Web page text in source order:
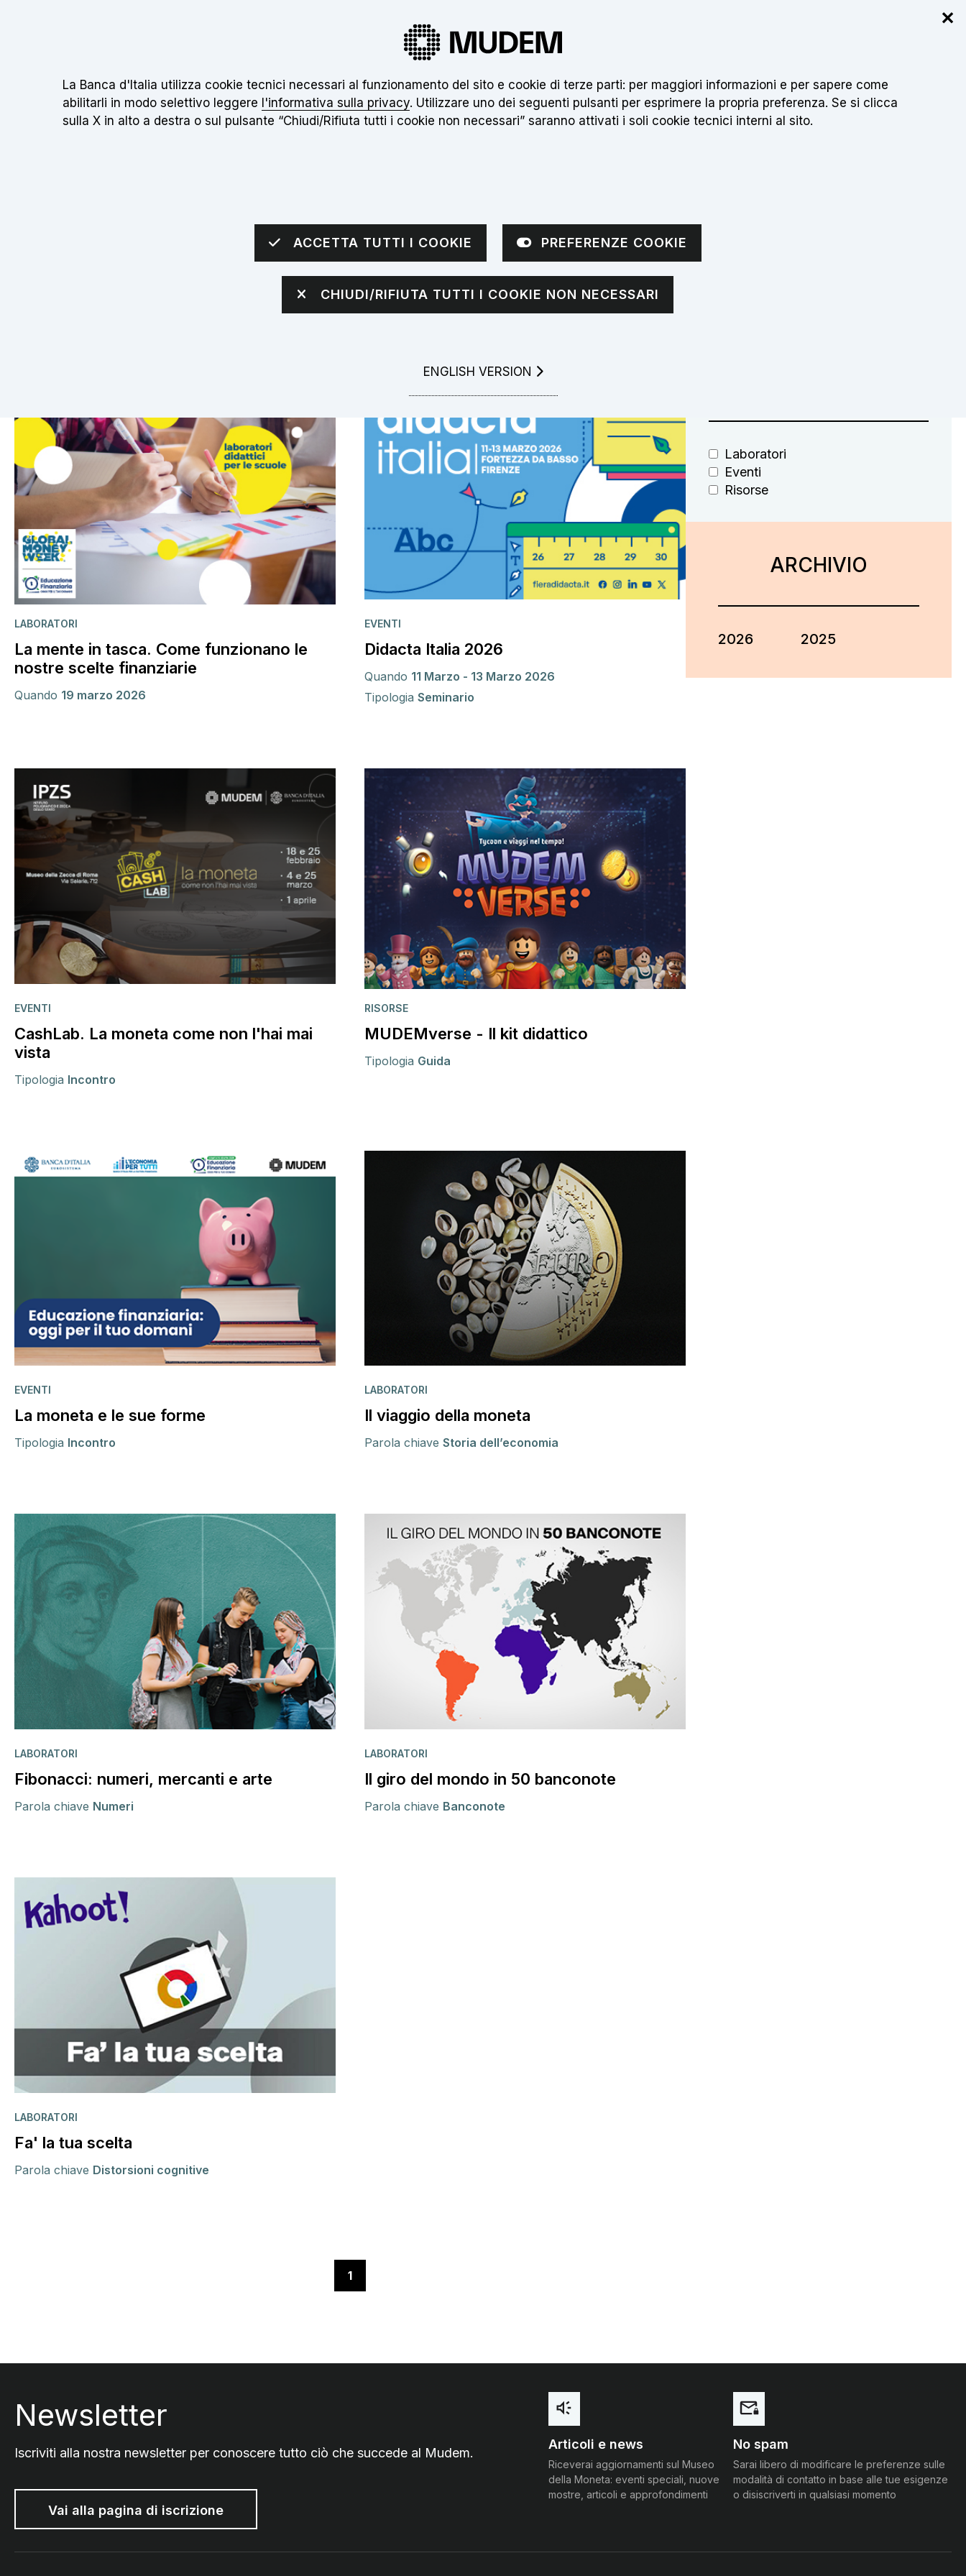
Il nuovo museo non è ancora aperto. Clicca
Inserisci testo da cercare
Cerca
Scuola secondaria di secondo grado
LABORATORI
La mente in tasca. Come funzionano le
nostre scelte finanziarie
Quando 19 marzo 2026
EVENTI
Didacta Italia 2026
Quando 11 Marzo - 13 Marzo 2026
Tipologia Seminario
EVENTI
CashLab. La moneta come non l'hai mai
vista
Tipologia Incontro
RISORSE
MUDEMverse - Il kit didattico
Tipologia Guida
EVENTI
La moneta e le sue forme
Tipologia Incontro
LABORATORI
Il viaggio della moneta
Parola chiave Storia dell’economia
LABORATORI
Fibonacci: numeri, mercanti e arte
Parola chiave Numeri
LABORATORI
Il giro del mondo in 50 banconote
Parola chiave Banconote
LABORATORI
Fa' la tua scelta
Parola chiave Distorsioni cognitive
Pagina 1
1
Laboratori
Eventi
Risorse
ARCHIVIO
2026 2025
Newsletter
Iscriviti alla nostra newsletter per conoscere tutto ciò che succede al Mudem.
Articoli e news
Riceverai aggiornamenti sul Museo
della Moneta: eventi speciali, nuove
mostre, articoli e approfondimenti
No spam
Sarai libero di modificare le preferenze sulle
modalità di contatto in base alle tue esigenze
o disiscriverti in qualsiasi momento
Vai alla pagina di iscrizione
✕
Informativa sui cookie:
La Banca d'Italia utilizza cookie tecnici necessari al funzionamento del sito e cookie di terze parti: per maggiori informazioni e per sapere come
abilitarli in modo selettivo leggere l'informativa sulla privacy. Utilizzare uno dei seguenti pulsanti per esprimere la propria preferenza. Se si clicca
sulla X in alto a destra o sul pulsante “Chiudi/Rifiuta tutti i cookie non necessari” saranno attivati i soli cookie tecnici interni al sito.
ACCETTA TUTTI I COOKIE PREFERENZE COOKIE
CHIUDI/RIFIUTA TUTTI I COOKIE NON NECESSARI
GO TO
ENGLISH VERSION